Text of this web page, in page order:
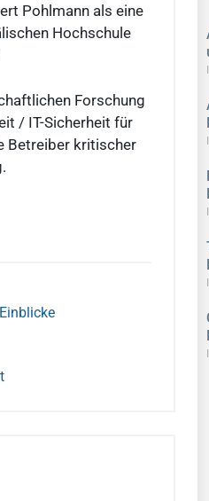
Pohlmann als eine
Hochschule
Forschung
/ IT-Sicherheit für
Betreiber kritischer